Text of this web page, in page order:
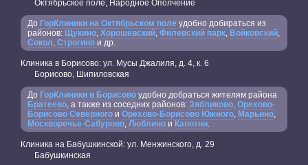
Октябрьское поле, Народное Ополчение
До ГорКлиники на Октябрьском поле удобно добираться из
районов: Щукино, Хорошёвский, Филевский парк, Войковский,
Сокол, Строгино и др.
Клиника в Борисово: ул. Мусы Джалиля, д. 4, к. 6
Борисово, Шипиловская
До ГорКлиники в Борисово удобно добраться жителям района
Братеево, а также из соседних районов: Зябликово, Орехово-
Борисово Северного и Орехово-Борисово Южного, Марьино,
Москворечье-Сабурово, Люблино и Капотни.
Клиника на Бабушкинской: ул. Менжинского, д. 29
Бабушкинская